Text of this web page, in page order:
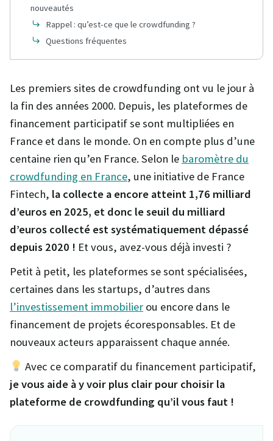
nouveautés
Rappel : qu’est-ce que le crowdfunding ?
Questions fréquentes
Les premiers sites de crowdfunding ont vu le jour à
la fin des années 2000. Depuis, les plateformes de
financement participatif se sont multipliées en
France et dans le monde. On en compte plus d’une
centaine rien qu’en France. Selon le baromètre du
crowdfunding en France, une initiative de France
Fintech, la collecte a encore atteint 1,76 milliard
d’euros en 2025, et donc le seuil du milliard
d’euros collecté est systématiquement dépassé
depuis 2020 ! Et vous, avez-vous déjà investi ?
Petit à petit, les plateformes se sont spécialisées,
certaines dans les startups, d’autres dans
l’investissement immobilier ou encore dans le
financement de projets écoresponsables. Et de
nouveaux acteurs apparaissent chaque année.
Avec ce comparatif du financement participatif,
je vous aide à y voir plus clair pour choisir la
plateforme de crowdfunding qu’il vous faut !